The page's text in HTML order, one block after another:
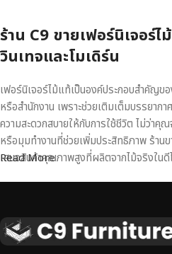
ร้าน C9 ขายเฟอร์นิเจอร์
วินเทจและโมเดิร์น
เฟอร์นิเจอร์ไม้แท้เป็นองค์ประกอบสำคัญข
หรือสำนักงาน เพราะช่วยเติมเต็มบรรยา
ความสะดวกสบายให้กับการใช้ชีวิต ไม่ว่า
หรือมุมทำงานที่ช่วยเพิ่มประสิทธิภาพ ร้าน
เสนอสินค้าคุณภาพสูงที่ผลิตจากไม้จริงใน
เหนือระดับ
Read More